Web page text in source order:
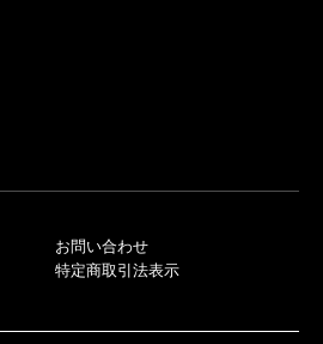
お問い合わせ
特定商取引法表示